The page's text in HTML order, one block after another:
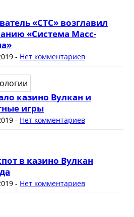
«СТС» возглавил
«Система Масс-
- Нет комментариев
казино Вулкан и
игры
- Нет комментариев
в казино Вулкан
- Нет комментариев